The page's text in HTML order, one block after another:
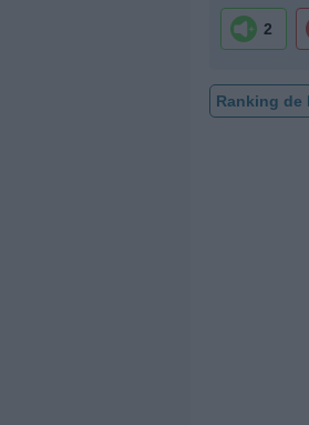
2
Ranking de